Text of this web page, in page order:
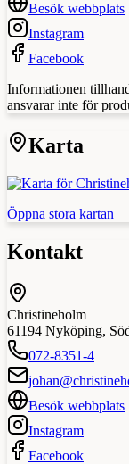
Besök webbplats
Instagram
Facebook
Informationen
ansvarar inte för
Karta
Öppna stora kartan
Kontakt
Christineholm
61194 Nyköping,
072-8351-4
Besök webbplats
Instagram
Facebook